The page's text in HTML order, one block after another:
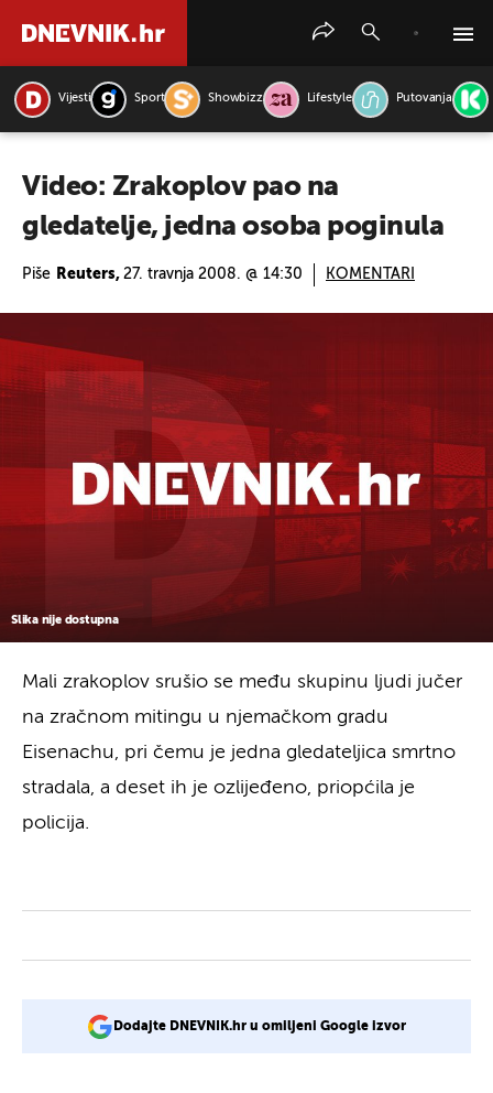
Vijesti Sport Showbizz Lifestyle Putovanja
Video: Zrakoplov pao na
gledatelje, jedna osoba poginula
Piše Reuters, 27. travnja 2008. @ 14:30 KOMENTARI
Slika nije dostupna
Mali zrakoplov srušio se među skupinu ljudi jučer
na zračnom mitingu u njemačkom gradu
Eisenachu, pri čemu je jedna gledateljica smrtno
stradala, a deset ih je ozlijeđeno, priopćila je
policija.
Dodajte DNEVNIK.hr u omiljeni Google izvor
PRETRAŽITE VIJESTI